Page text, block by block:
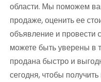
области. Мы поможем
продаже, оценить ее
объявление и провести
можете быть уверены в
продана быстро и
сегодня, чтобы